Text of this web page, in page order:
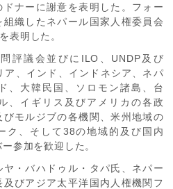
ナーに謝意を表明した。フォー
織したネパール国家人権委員会
表明した。
評議会並びにILO、UNDP及び
ア、インド、インドネシア、ネパ
、大韓民国、ソロモン諸島、台
、イギリス及びアメリカの各政
モルジブの各機関、米州地域の
ク、そして38の地域的及び国内
参加を歓迎した。
・バハドゥル・タパ氏、ネパー
びアジア太平洋国内人権機関フ